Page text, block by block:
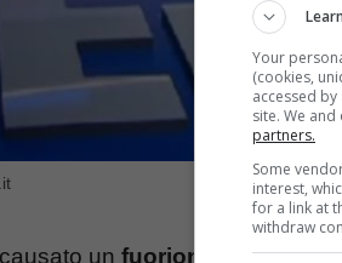
un fuorionda
che non
Your
(cookies,
accessed
site. We
partners.
Some
interest,
for a link at
withdraw